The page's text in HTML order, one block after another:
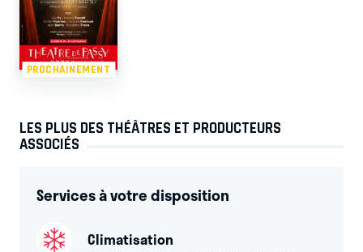
PROCHAINEMENT
LES PLUS DES THÉÂTRES ET PRODUCTEURS
ASSOCIÉS
Services à votre disposition
Climatisation